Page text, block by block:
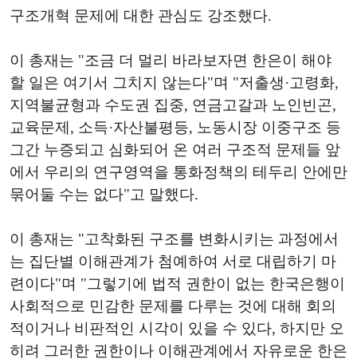
구조개혁 문제에 대한 관심도 강조했다.
이 총재는 "조금 더 멀리 바라보자면 한은이 해야
할 일은 여기서 그치지 않는다"며 "저출생·고령화,
지역불균형과 수도권 집중, 연금고갈과 노인빈곤,
교육문제, 소득·자산불평등, 노동시장 이중구조 등
그간 누증되고 심화되어 온 여러 구조적 문제들 앞
에서 우리의 연구영역을 통화정책의 테두리 안에만
묶어둘 수는 없다"고 말했다.
이 총재는 "고착화된 구조를 변화시키는 과정에서
는 집단별 이해관계가 첨예하여 서로 대립하기 마
련이다"며 "그렇기에 법적 권한이 없는 한국은행이
사회적으로 민감한 문제를 다루는 것에 대해 회의
적이거나 비판적인 시각이 있을 수 있다, 하지만 오
히려 그러한 권한이나 이해관계에서 자유로운 한은